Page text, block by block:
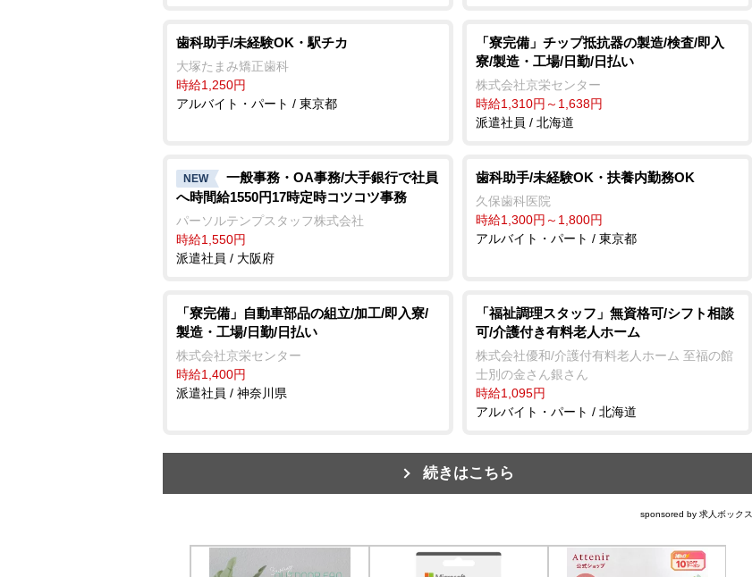
歯科助手/未経験OK・駅チカ
大塚たまみ矯正歯科
時給1,250円
アルバイト・パート / 東京都
「寮完備」チップ抵抗器の製造/検査/即入
寮/製造・工場/日勤/日払い
株式会社京栄センター
時給1,310円～1,638円
派遣社員 / 北海道
NEW
一般事務・OA事務/大手銀行で社員
へ時間給1550円17時定時コツコツ事務
パーソルテンプスタッフ株式会社
時給1,550円
派遣社員 / 大阪府
歯科助手/未経験OK・扶養内勤務OK
久保歯科医院
時給1,300円～1,800円
アルバイト・パート / 東京都
「寮完備」自動車部品の組立/加工/即入寮/
製造・工場/日勤/日払い
株式会社京栄センター
時給1,400円
派遣社員 / 神奈川県
「福祉調理スタッフ」無資格可/シフト相談
可/介護付き有料老人ホーム
株式会社優和/介護付有料老人ホーム 至福の館
士別の金さん銀さん
時給1,095円
アルバイト・パート / 北海道
続きはこちら
sponsored by 求人ボックス